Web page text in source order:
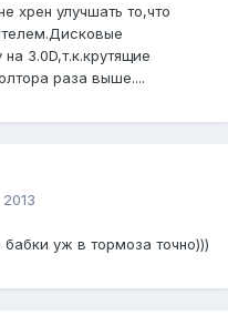
хрен улучшать то,что
3.0D,т.к.крутящие
раза выше....
уж в тормоза точно)))